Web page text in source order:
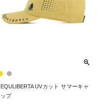
EQULIBERTA UVカット サマーキャ
ップ